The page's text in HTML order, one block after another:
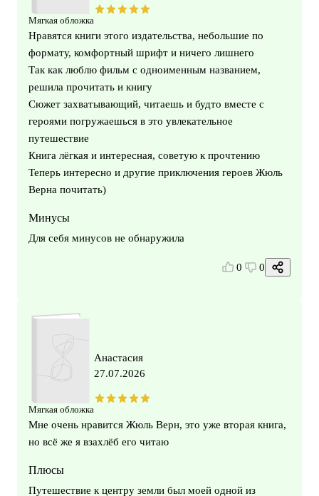
Мягкая обложка
Нравятся книги этого издательства, небольшие по
формату, комфортный шрифт и ничего лишнего
Так как люблю фильм с одноименным названием,
решила прочитать и книгу
Сюжет захватывающий, читаешь и будто вместе с
героями погружаешься в это увлекательное
путешествие
Книга лёгкая и интересная, советую к прочтению
Теперь интересно и другие приключения героев Жюль
Верна почитать)
Минусы
Для себя минусов не обнаружила
0 0
Мягкая обложка
Анастасия
27.07.2026
Мне очень нравится Жюль Верн, это уже вторая книга,
но всё же я взахлёб его читаю
Плюсы
Путешествие к центру земли был моей одной из